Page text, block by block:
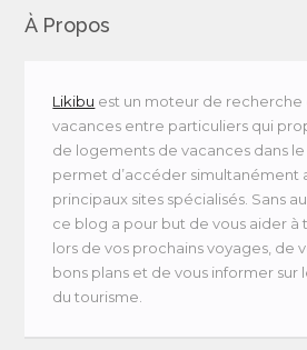
À Propos
Likibu est un moteur de
vacances entre particuliers qui
de logements de vacances dans
permet d’accéder simultanément
principaux sites spécialisés. Sans
ce blog a pour but de vous aider à
lors de vos prochains voyages, de
bons plans et de vous informer sur
du tourisme.